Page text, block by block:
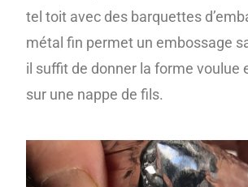
tel toit avec des barquettes
métal fin permet un embossage
il suffit de donner la forme voulue
sur une nappe de fils.